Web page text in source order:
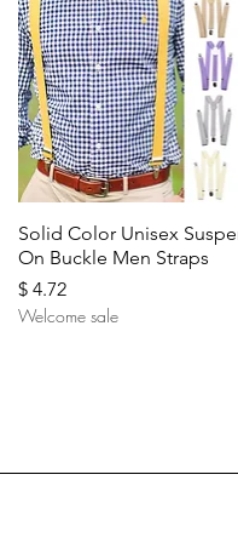
Aperçu rapide
Solid Color Unisex
On Buckle Men Straps
Prix
$ 4.72
Welcome sale